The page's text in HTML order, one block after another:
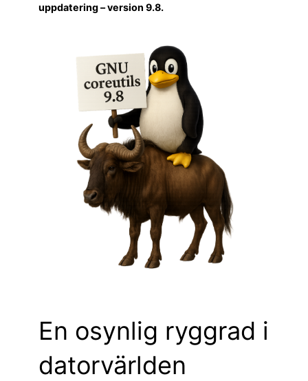
uppdatering – version 9.8.
En osynlig ryggrad i
datorvärlden